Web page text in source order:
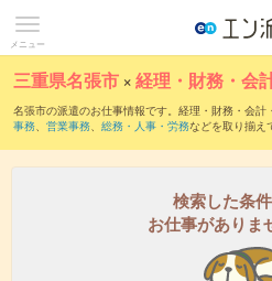
メニュー
三重県名張市 ×経理・財務・会
名張市の派遣のお仕事情報です。経理・財務・会計
事務、 営業事務、 総務・人事・労務などを取り揃え
検索した条
お仕事がありま